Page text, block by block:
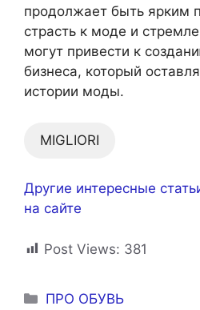
продолжает быть ярким
страсть к моде и
могут привести к
бизнеса, который
истории моды.
MIGLIORI
Другие интересные
на сайте
Post Views: 381
Рубрики
ПРО ОБУВЬ